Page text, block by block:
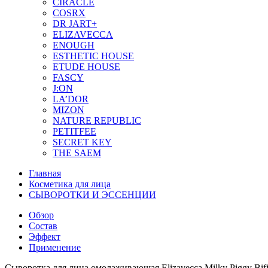
CIRACLE
COSRX
DR JART+
ELIZAVECCA
ENOUGH
ESTHETIC HOUSE
ETUDE HOUSE
FASCY
J:ON
LA’DOR
MIZON
NATURE REPUBLIC
PETITFEE
SEСRET KEY
THE SAEM
Главная
Косметика для лица
СЫВОРОТКИ И ЭССЕНЦИИ
Обзор
Состав
Эффект
Применение